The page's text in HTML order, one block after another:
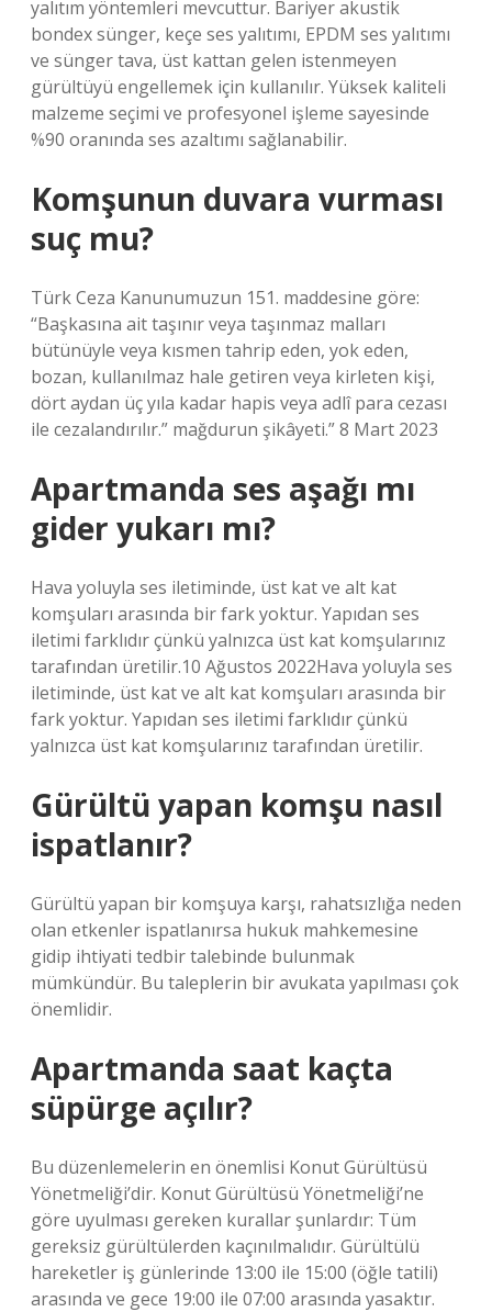
yalıtım yöntemleri mevcuttur. Bariyer akustik
bondex sünger, keçe ses yalıtımı, EPDM ses yalıtımı
ve sünger tava, üst kattan gelen istenmeyen
gürültüyü engellemek için kullanılır. Yüksek kaliteli
malzeme seçimi ve profesyonel işleme sayesinde
%90 oranında ses azaltımı sağlanabilir.
Komşunun duvara vurması
suç mu?
Türk Ceza Kanunumuzun 151. maddesine göre:
“Başkasına ait taşınır veya taşınmaz malları
bütünüyle veya kısmen tahrip eden, yok eden,
bozan, kullanılmaz hale getiren veya kirleten kişi,
dört aydan üç yıla kadar hapis veya adlî para cezası
ile cezalandırılır.” mağdurun şikâyeti.” 8 Mart 2023
Apartmanda ses aşağı mı
gider yukarı mı?
Hava yoluyla ses iletiminde, üst kat ve alt kat
komşuları arasında bir fark yoktur. Yapıdan ses
iletimi farklıdır çünkü yalnızca üst kat komşularınız
tarafından üretilir.10 Ağustos 2022Hava yoluyla ses
iletiminde, üst kat ve alt kat komşuları arasında bir
fark yoktur. Yapıdan ses iletimi farklıdır çünkü
yalnızca üst kat komşularınız tarafından üretilir.
Gürültü yapan komşu nasıl
ispatlanır?
Gürültü yapan bir komşuya karşı, rahatsızlığa neden
olan etkenler ispatlanırsa hukuk mahkemesine
gidip ihtiyati tedbir talebinde bulunmak
mümkündür. Bu taleplerin bir avukata yapılması çok
önemlidir.
Apartmanda saat kaçta
süpürge açılır?
Bu düzenlemelerin en önemlisi Konut Gürültüsü
Yönetmeliği’dir. Konut Gürültüsü Yönetmeliği’ne
göre uyulması gereken kurallar şunlardır: Tüm
gereksiz gürültülerden kaçınılmalıdır. Gürültülü
hareketler iş günlerinde 13:00 ile 15:00 (öğle tatili)
arasında ve gece 19:00 ile 07:00 arasında yasaktır.